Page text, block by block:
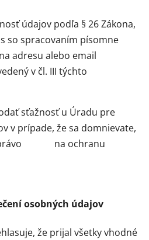
údajov podľa § 26 Zákona,
so spracovaním písomne
adresu alebo email
v čl. III týchto
sťažnosť u Úradu pre
v prípade, že sa domnievate,
právo na ochranu
osobných údajov
že prijal všetky vhodné